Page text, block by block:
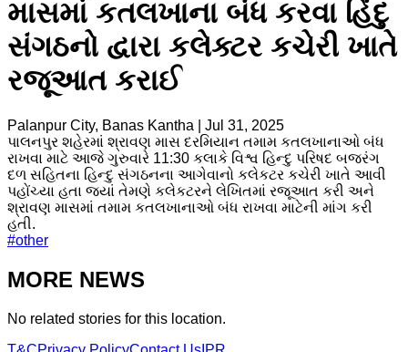
માસમાં કતલખાના બંધ કરવા હિંદુ
સંગઠનો દ્વારા કલેક્ટર કચેરી ખાતે
રજૂઆત કરાઈ
Palanpur City, Banas Kantha
Jul 31, 2025
પાલનપુર શહેરમાં શ્રાવણ માસ દરમિયાન તમામ કતલખાનાઓ બંધ
રાખવા માટે આજે ગુરુવારે 11:30 કલાકે વિશ્વ હિન્દુ પરિષદ બજરંગ
દળ સહિતના હિન્દુ સંગઠનના આગેવાનો કલેકટર કચેરી ખાતે આવી
પહોંચ્યા હતા જ્યાં તેમણે કલેકટરને લેખિતમાં રજૂઆત કરી અને
શ્રાવણ માસમાં તમામ કતલખાનાઓ બંધ રાખવા માટેની માંગ કરી
હતી.
#other
MORE NEWS
No related stories for this location.